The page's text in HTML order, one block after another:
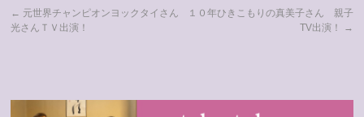
← 元世界チャンピオンヨックタイさん
光さんＴＶ出演！
１０年ひきこもりの真美子さん 親子
TV出演！
→